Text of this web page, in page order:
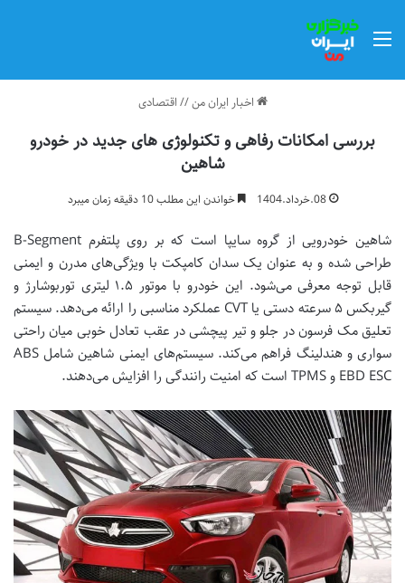
اخبار ایران من// اقتصادی
بررسی امکانات رفاهی و تکنولوژی های جدید در خودرو
شاهین
08.خرداد.1404 خواندن این مطلب 10 دقیقه زمان میبرد
شاهین خودرویی از گروه سایپا است که بر روی پلتفرم B-Segment
طراحی شده و به عنوان یک سدان کامپکت با ویژگی‌های مدرن و ایمنی
قابل توجه معرفی می‌شود. این خودرو با موتور ۱.۵ لیتری توربوشارژ و
گیربکس ۵ سرعته دستی یا CVT عملکرد مناسبی را ارائه می‌دهد. سیستم
تعلیق مک فرسون در جلو و تیر پیچشی در عقب تعادل خوبی میان راحتی
سواری و هندلینگ فراهم می‌کند. سیستم‌های ایمنی شاهین شامل ABS
EBD ESC و TPMS است که امنیت رانندگی را افزایش می‌دهند.